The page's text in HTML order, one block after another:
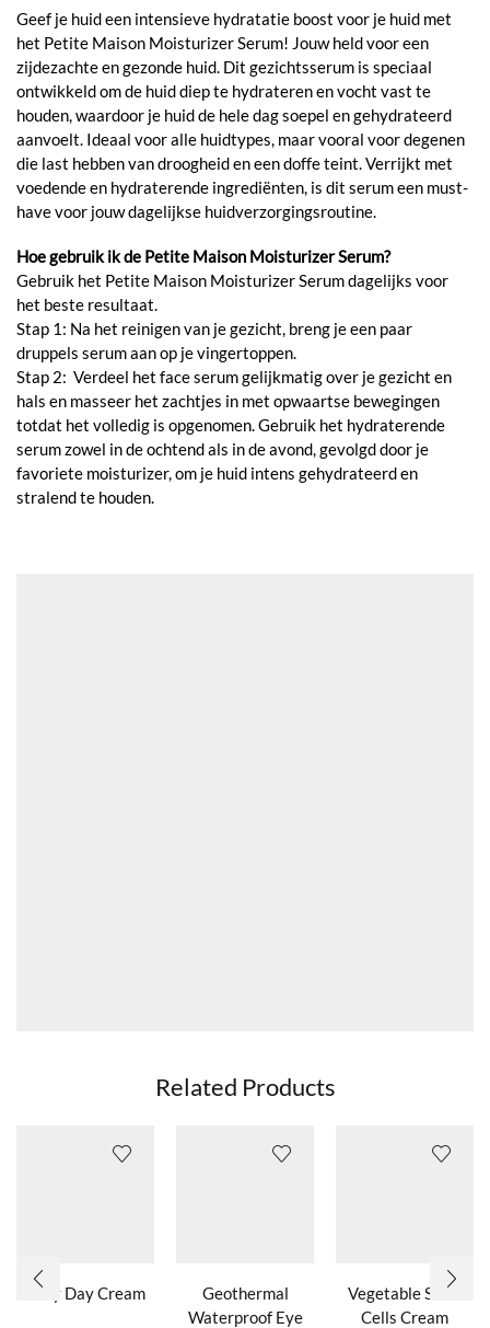
Geef je huid een intensieve hydratatie boost voor je huid met
het Petite Maison Moisturizer Serum! Jouw held voor een
zijdezachte en gezonde huid. Dit gezichtsserum is speciaal
ontwikkeld om de huid diep te hydrateren en vocht vast te
houden, waardoor je huid de hele dag soepel en gehydrateerd
aanvoelt. Ideaal voor alle huidtypes, maar vooral voor degenen
die last hebben van droogheid en een doffe teint. Verrijkt met
voedende en hydraterende ingrediënten, is dit serum een must-
have voor jouw dagelijkse huidverzorgingsroutine.
Hoe gebruik ik de Petite Maison Moisturizer Serum?
Gebruik het Petite Maison Moisturizer Serum dagelijks voor
het beste resultaat.
Stap 1: Na het reinigen van je gezicht, breng je een paar
druppels serum aan op je vingertoppen.
Stap 2: Verdeel het face serum gelijkmatig over je gezicht en
hals en masseer het zachtjes in met opwaartse bewegingen
totdat het volledig is opgenomen. Gebruik het hydraterende
serum zowel in de ochtend als in de avond, gevolgd door je
favoriete moisturizer, om je huid intens gehydrateerd en
stralend te houden.
Related Products
Silky Day Cream
Geothermal
Waterproof Eye
Vegetable Stem
Cells Cream